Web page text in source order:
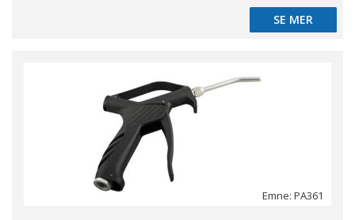
SE MER
SE MER
Emne: PA361